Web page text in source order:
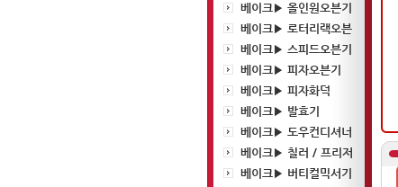
베이크▶ 올인원오븐기
베이크▶ 로터리랙오븐
베이크▶ 스피드오븐기
베이크▶ 피자오븐기
베이크▶ 피자화덕
베이크▶ 발효기
베이크▶ 도우컨디셔너
베이크▶ 칠러 / 프리저
베이크▶ 버티컬믹서기